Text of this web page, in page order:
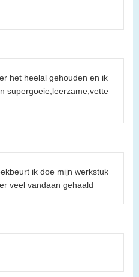
het heelal gehouden en ik
supergoeie,leerzame,vette
ik doe mijn werkstuk
veel vandaan gehaald